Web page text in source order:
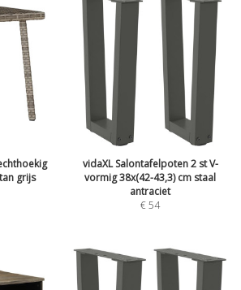
grijs
vidaXL Salontafelpoten 2 st V-
vormig 38x(42-43,3) cm staal
antraciet
€54